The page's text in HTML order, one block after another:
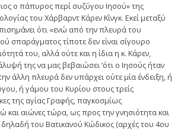
ο πάπυρος περί συζύγου Ιησού» της
του Χάρβαρντ Κάρεν Κίνγκ. Εκεί μεταξύ
ότι «ενώ από την πλευρά του
σπαράγματος τίποτε δεν είναι σίγουρο
του, αλλά ούτε και η ίδια η κ. Κάρεν,
της να μας βεβαιώσει ‘ότι ο Ιησούς ήταν
άλλη πλευρά δεν υπάρχει ούτε μία ένδειξη, ή
ή γάμου του Κυρίου στους τρείς
της αγίας Γραφής, παγκοσμίως
και αιώνες τώρα, ως προς την γνησιότητα και
δηλαδή του Βατικανού Κώδικος (αρχές του 4ου